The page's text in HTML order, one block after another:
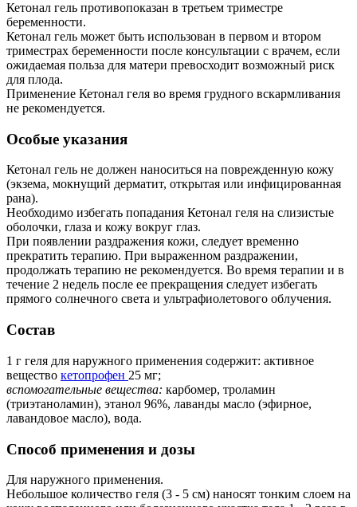
Кетонал гель противопоказан в третьем триместре
беременности.
Кетонал гель может быть использован в первом и втором
триместрах беременности после консультации с врачем, если
ожидаемая польза для матери превосходит возможный риск
для плода.
Применение Кетонал геля во время грудного вскармливания
не рекомендуется.
Особые указания
Кетонал гель не должен наноситься на поврежденную кожу
(экзема, мокнущий дерматит, открытая или инфицированная
рана).
Необходимо избегать попадания Кетонал геля на слизистые
оболочки, глаза и кожу вокруг глаз.
При появлении раздражения кожи, следует временно
прекратить терапию. При выраженном раздражении,
продолжать терапию не рекомендуется. Во время терапии и в
течение 2 недель после ее прекращения следует избегать
прямого солнечного света и ультрафиолетового облучения.
Состав
1 г геля для наружного применения содержит: активное
вещество кетопрофен 25 мг;
вспомогательные вещества: карбомер, троламин
(триэтаноламин), этанол 96%, лаванды масло (эфирное,
лавандовое масло), вода.
Способ применения и дозы
Для наружного применения.
Небольшое количество геля (3 - 5 см) наносят тонким слоем на